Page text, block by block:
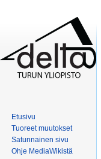
Etusivu
Tuoreet muutokset
Satunnainen sivu
Ohje MediaWikistä